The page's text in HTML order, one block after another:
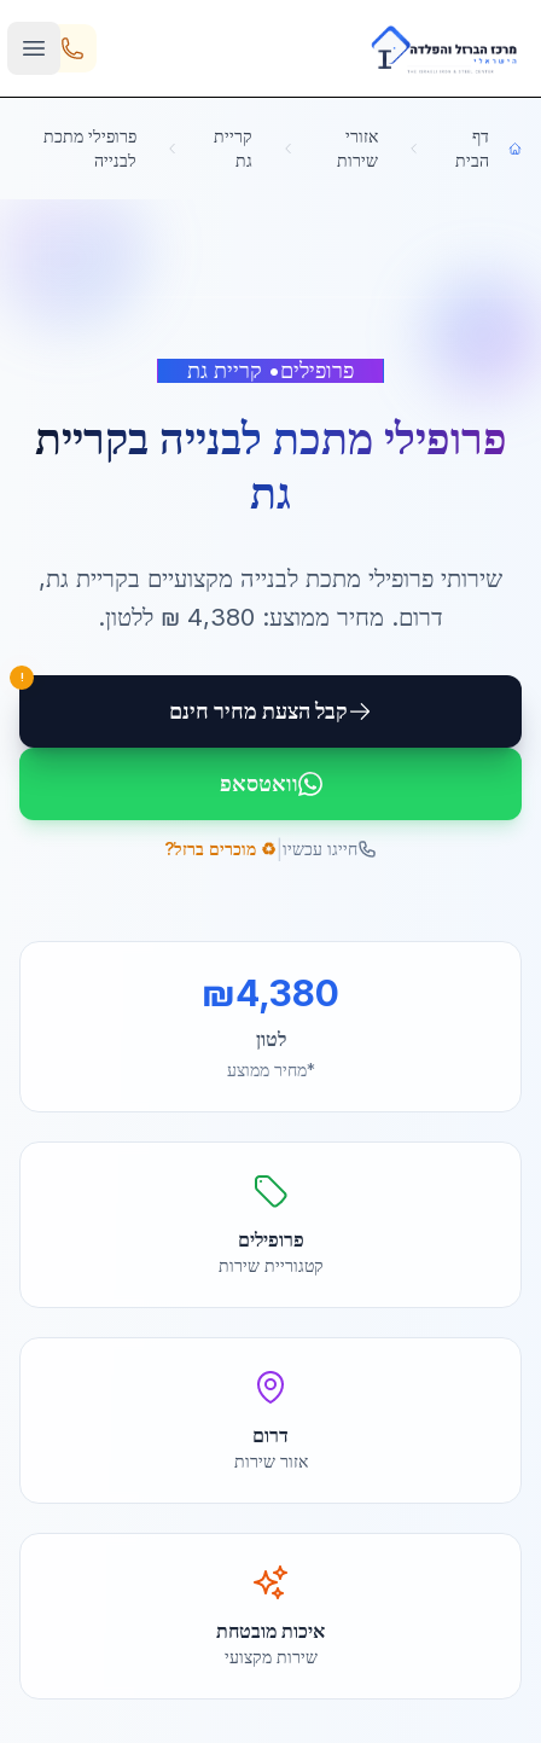
Skip to main content
דף
הבית
אזורי
שירות
קריית
גת
פרופילי מתכת
לבנייה
פרופילים• קריית גת
פרופילי מתכת לבנייה בקריית
גת
שירותי פרופילי מתכת לבנייה מקצועיים בקריית גת,
דרום. מחיר ממוצע: 4,380 ₪ ללטון.
קבל הצעת מחיר חינם
!
וואטסאפ
חייגו עכשיו ♻️ מוכרים ברזל?
₪4,380
לטון
*מחיר ממוצע
פרופילים
קטגוריית שירות
דרום
אזור שירות
איכות מובטחת
שירות מקצועי